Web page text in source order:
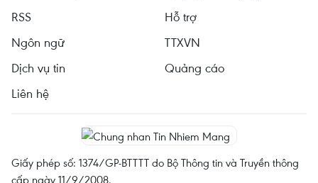
RSS
Hỗ trợ
Ngôn ngữ
TTXVN
Dịch vụ tin
Quảng cáo
Liên hệ
Giấy phép số: 1374/GP-BTTTT do Bộ Thông tin và Truyền thông
cấp ngày 11/9/2008.